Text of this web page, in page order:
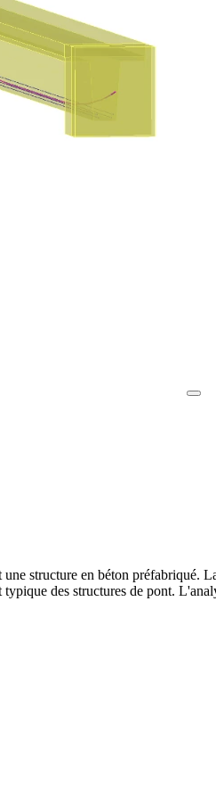
structure en béton préfabriqué.
des structures de pont.